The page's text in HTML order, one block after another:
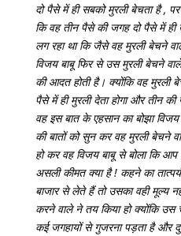
दो पैसे में ही सबको मुरली बेचता है ,
कि वह तीन पैसे की जगह दो पैसे में ही
लग रहा था कि जैसे वह मुरली बेचने
विजय बाबू फिर से उस मुरली बेचने
की आदत होती है। क्योंकि वह मुरली
पैसे में ही मुरली देता होगा और तीन
वह इस बात के एहसान का बोझा विजय
की बातों को सुन कर वह मुरली बेचने
हो कर वह विजय बाबू से बोला कि आप
असली कीमत क्या है ! कहने का
बाजार से लेते हैं तो उसका वही मूल्य
करने वाले ने तय किया हो क्योंकि
कई जगहायों से गुजरना पड़ता है और